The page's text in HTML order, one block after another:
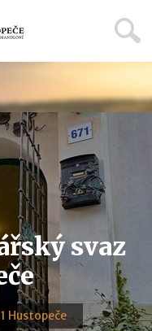
svaz
Hustopeče